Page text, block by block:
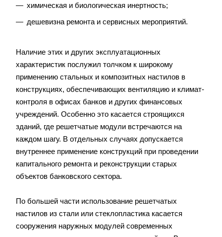
химическая и биологическая инертность;
дешевизна ремонта и сервисных мероприятий.
Наличие этих и других эксплуатационных
характеристик послужил толчком к широкому
применению стальных и композитных настилов в
конструкциях, обеспечивающих вентиляцию и климат-
контроля в офисах банков и других финансовых
учреждений. Особенно это касается строящихся
зданий, где решетчатые модули встречаются на
каждом шагу. В отдельных случаях допускается
внутреннее применение конструкций при проведении
капитального ремонта и реконструкции старых
объектов банковского сектора.
По большей части использование решетчатых
настилов из стали или стеклопластика касается
сооружения наружных модулей современных